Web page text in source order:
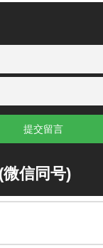
提交留言
微信同号)